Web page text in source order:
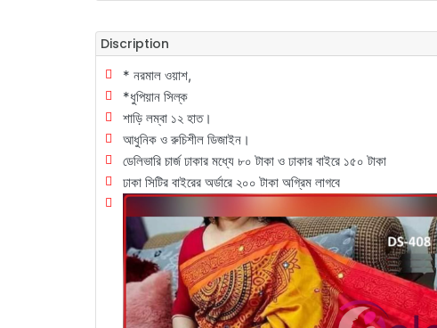
Discription
* নরমাল ওয়াশ,
*ধুপিয়ান সিল্ক
শাড়ি লম্বা ১২ হাত।
আধুনিক ও রুচিশীল ডিজাইন।
ডেলিভারি চার্জ ঢাকার মধ্যে ৮০ টাকা ও ঢাকার বাইরে ১৫০ টাকা
ঢাকা সিটির বাইরের অর্ডারে ২০০ টাকা অগ্রিম লাগবে